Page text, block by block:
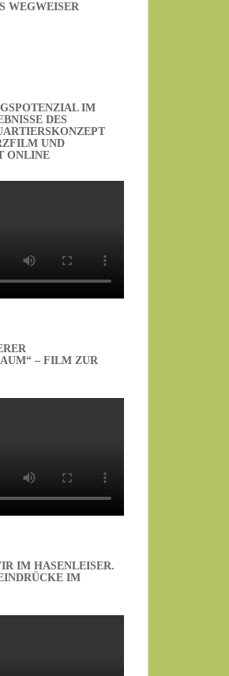
WEGWEISER
IM H
DES E
H
UND A
– FILM ZUR
IM HASENLEISER.
IM